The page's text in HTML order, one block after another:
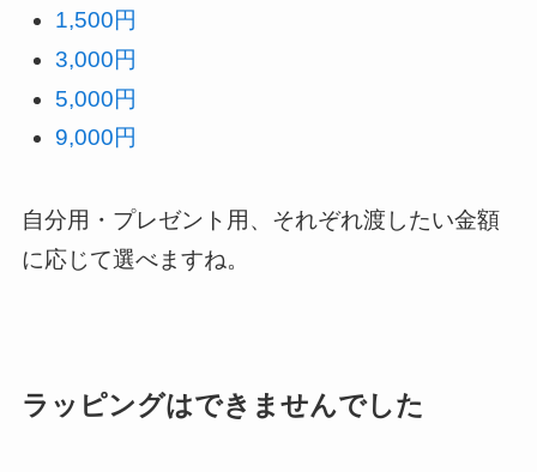
1,500円
3,000円
5,000円
9,000円
自分用・プレゼント用、それぞれ渡したい金額
に応じて選べますね。
ラッピングはできませんでした